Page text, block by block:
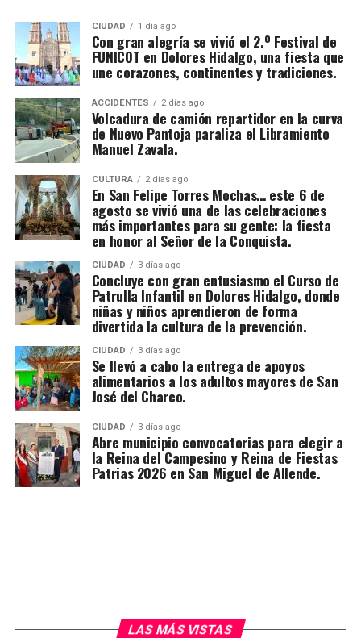
CIUDAD 1 día ago
Con gran alegría se vivió el 2.º Festival de
FUNICOT en Dolores Hidalgo, una fiesta que
une corazones, continentes y tradiciones.
ACCIDENTES 2 días ago
Volcadura de camión repartidor en la curva
de Nuevo Pantoja paraliza el Libramiento
Manuel Zavala.
CULTURA 2 días ago
En San Felipe Torres Mochas… este 6 de
agosto se vivió una de las celebraciones
más importantes para su gente: la fiesta
en honor al Señor de la Conquista.
CIUDAD 3 días ago
Concluye con gran entusiasmo el Curso de
Patrulla Infantil en Dolores Hidalgo, donde
niñas y niños aprendieron de forma
divertida la cultura de la prevención.
CIUDAD 3 días ago
Se llevó a cabo la entrega de apoyos
alimentarios a los adultos mayores de San
José del Charco.
CIUDAD 3 días ago
Abre municipio convocatorias para elegir a
la Reina del Campesino y Reina de Fiestas
Patrias 2026 en San Miguel de Allende.
LAS MÁS VISTAS